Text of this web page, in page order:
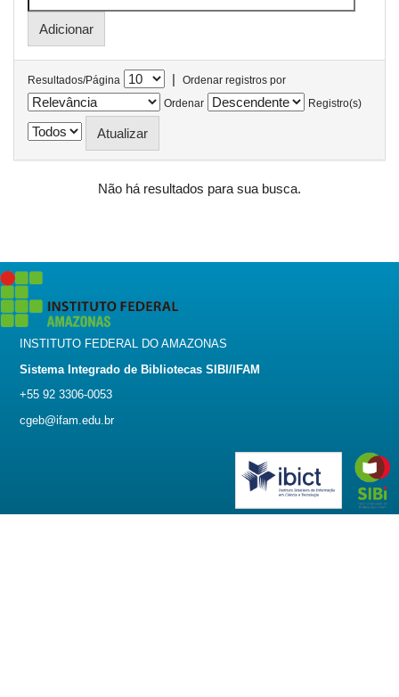
Resultados/Página |
Ordenar registros por
Ordenar
Registro(s)
Não há resultados para sua busca.
INSTITUTO FEDERAL DO AMAZONAS
Sistema Integrado de Bibliotecas SIBI/IFAM
+55 92 3306-0053
cgeb@ifam.edu.br